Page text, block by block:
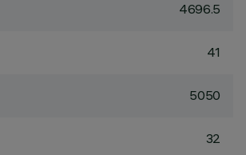
4696.5
41
5050
32